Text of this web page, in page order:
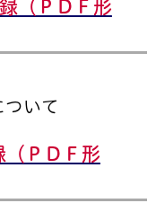
（ＰＤＦ形
いて
（ＰＤＦ形